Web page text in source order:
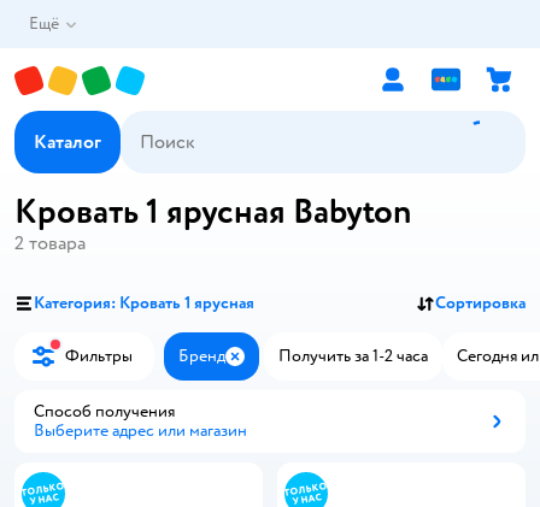
Ещё
Каталог
Кровать 1 ярусная Babyton
2 товара
Категория: Кровать 1 ярусная Сортировка
Фильтры Бренд ЗакрытьПолучить за 1-2 часа Сегодня
Способ получения
Выберите адрес или магазин